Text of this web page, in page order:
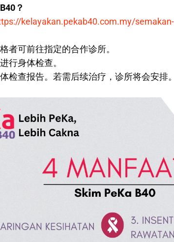
？
kelayakan.pekab40.com.my/
者可前往指定的合作诊所。
行身体检查。
检查报告。若需后续治疗，诊所将会安排。